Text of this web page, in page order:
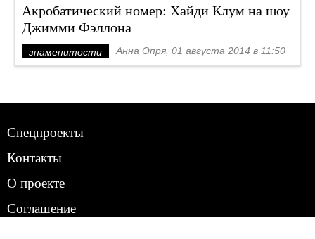
Акробатический номер: Хайди Клум на шоу
Джимми Фэллона
знаменитости Анна Опря, 01 августа 2014 в 11:50
Спецпроекты
Контакты
О проекте
Соглашение